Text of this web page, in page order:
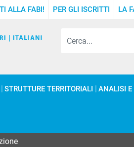
ALLA FABI! PER GLI ISCRITTI LA
STRUTTURE TERRITORIALI ANALISI E